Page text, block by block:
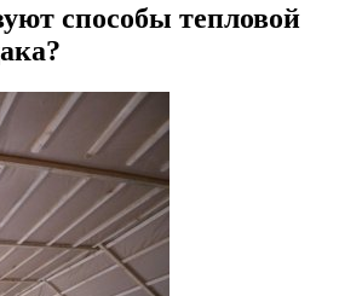
способы тепловой